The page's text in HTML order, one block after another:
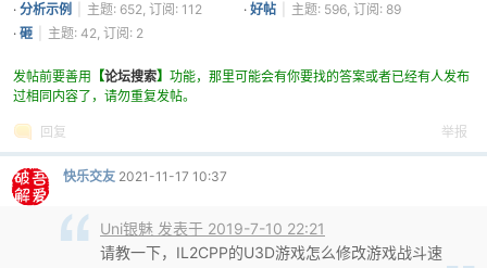
· 分析示例 主题: 652, 订阅: 112 · 好帖
主题: 596, 订阅: 89
· 砸 主题: 42, 订阅: 2
发帖前要善用 【论坛搜索】 功能，那里可能会有你要找的答案或者已经有人发布
过相同内容了，请勿重复发帖。
回复 举报
快乐交友 2021-11-17 10:37
Uni银魅 发表于 2019-7-10 22:21
请教一下，IL2CPP的U3D游戏怎么修改游戏战斗速